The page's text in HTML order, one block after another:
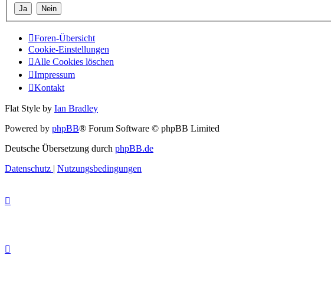
Foren-Übersicht
Cookie-Einstellungen
Alle Cookies löschen
Impressum
Kontakt
Flat Style by Ian Bradley
Powered by phpBB® Forum Software © phpBB Limited
Deutsche Übersetzung durch phpBB.de
Datenschutz | Nutzungsbedingungen